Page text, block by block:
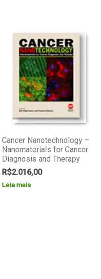
Cancer Nanotechnology –
Nanomaterials for Cancer
Diagnosis and Therapy
R$2.016,00
Leia mais